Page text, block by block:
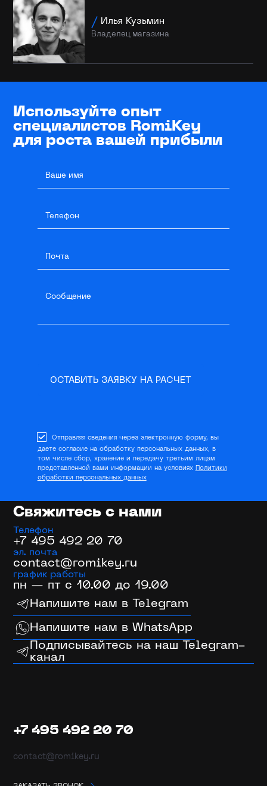
Илья Кузьмин
Владелец магазина
Используйте опыт
специалистов RomiKey
для роста вашей прибыли
ОСТАВИТЬ ЗАЯВКУ НА РАСЧЕТ
Отправляя сведения через электронную форму, вы
даете согласие на обработку персональных данных, в
том числе сбор, хранение и передачу третьим лицам
представленной вами информации на условиях Политики
обработки персональных данных
Свяжитесь с нами
Телефон
+7 495 492 20 70
эл. почта
contact@romikey.ru
график работы
пн — пт с 10.00 до 19.00
Напишите нам в Telegram
Напишите нам в WhatsApp
Подписывайтесь на наш Telegram-
канал
+7 495 492 20 70
contact@romikey.ru